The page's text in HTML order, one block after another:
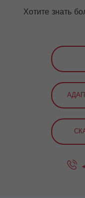
Хотите знать